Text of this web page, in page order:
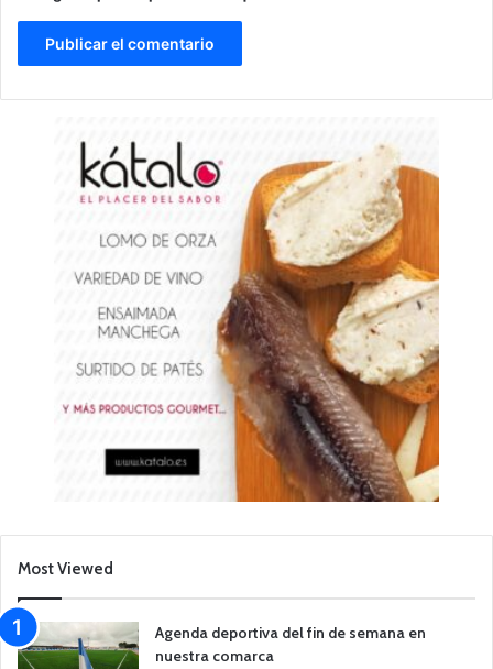
Most Viewed
Agenda deportiva del fin de semana en
nuestra comarca